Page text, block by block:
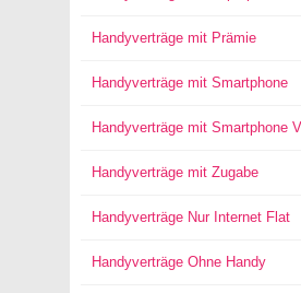
Handyverträge mit Prämie
Handyverträge mit Smartphone
Handyverträge mit Smartphone
Handyverträge mit Zugabe
Handyverträge Nur Internet Flat
Handyverträge Ohne Handy